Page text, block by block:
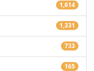
1,614
1,331
733
165